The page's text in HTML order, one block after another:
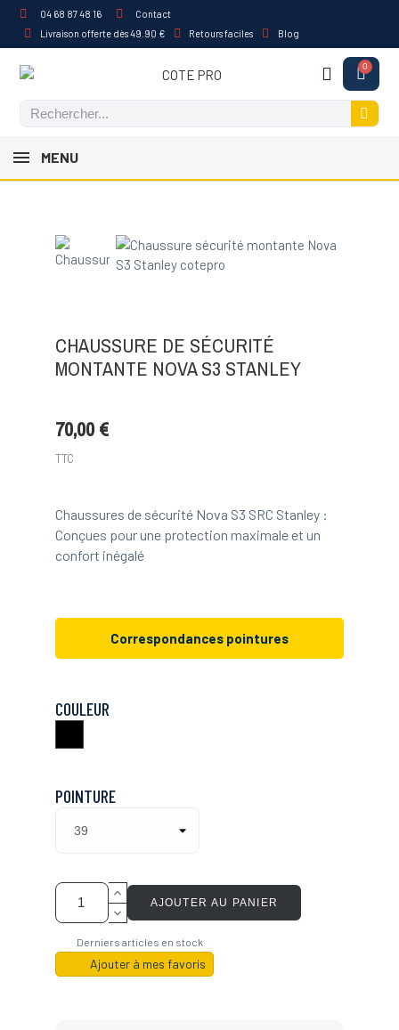
04 68 87 48 16
Contact
Livraison offerte dès 49.90 €
Retours faciles Blog
MENU
CHAUSSURE DE SÉCURITÉ
MONTANTE NOVA S3 STANLEY
70,00 €
TTC
Chaussures de sécurité Nova S3 SRC Stanley :
Conçues pour une protection maximale et un
confort inégalé
Correspondances pointures
COULEUR
POINTURE
AJOUTER AU PANIER
Derniers articles en stock
Ajouter à mes favoris